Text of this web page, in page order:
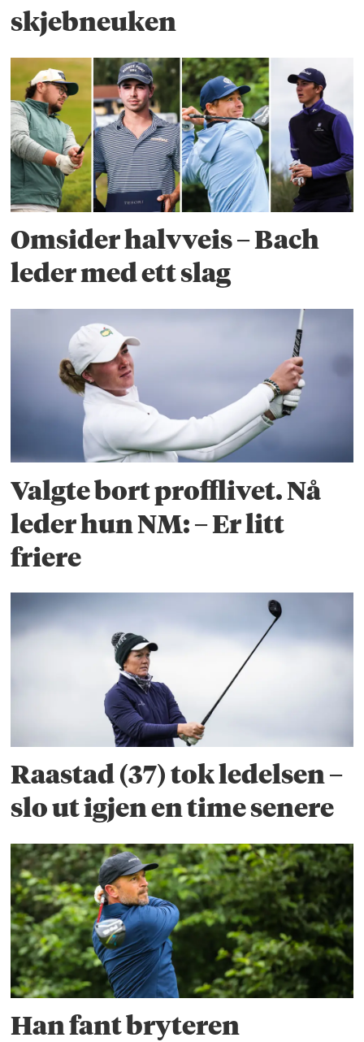
skjebneuken
Omsider halvveis – Bach
leder med ett slag
Valgte bort profflivet. Nå
leder hun NM: – Er litt
friere
Raastad (37) tok ledelsen –
slo ut igjen en time senere
Han fant bryteren